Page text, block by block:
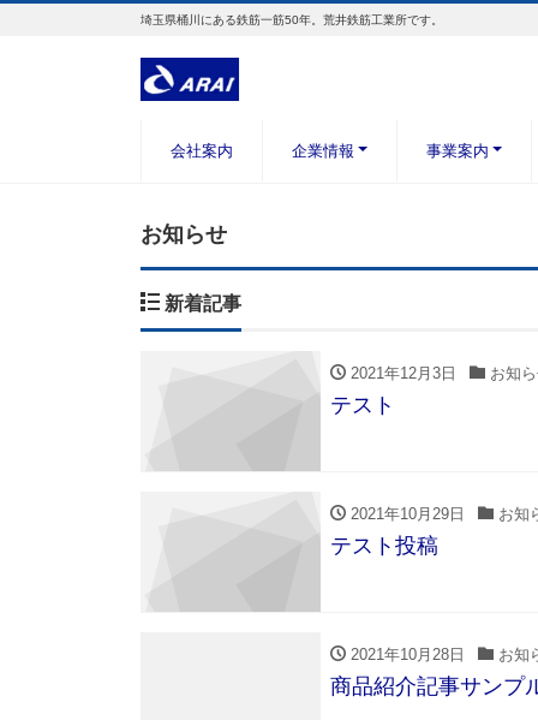
埼玉県桶川にある鉄筋一筋50年。荒井鉄筋工業所です。
会社案内 企業情報 事業案内
お知らせ
新着記事
2021年12月3日 お知ら
テスト
2021年10月29日 お知
テスト投稿
2021年10月28日 お知
商品紹介記事サンプ